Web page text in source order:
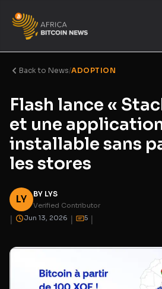
Back to News/ADOPTION
Flash lance «
et une
installable sans
les stores
LY BY LYS
Verified Contributor
| Jun 13, 2026 | 5 |